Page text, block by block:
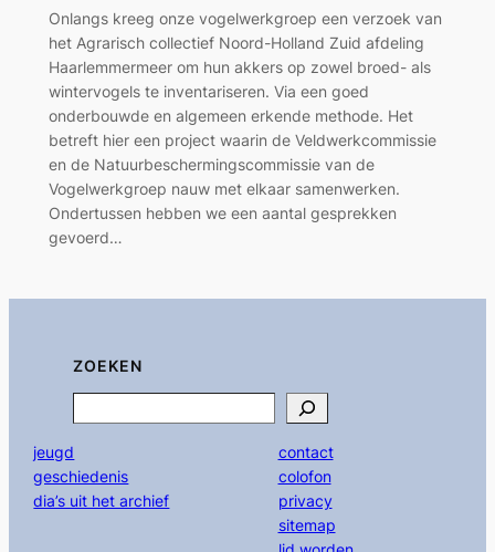
Onlangs kreeg onze vogelwerkgroep een verzoek van
het Agrarisch collectief Noord-Holland Zuid afdeling
Haarlemmermeer om hun akkers op zowel broed- als
wintervogels te inventariseren. Via een goed
onderbouwde en algemeen erkende methode. Het
betreft hier een project waarin de Veldwerkcommissie
en de Natuurbeschermingscommissie van de
Vogelwerkgroep nauw met elkaar samenwerken.
Ondertussen hebben we een aantal gesprekken
gevoerd…
ZOEKEN
jeugd
geschiedenis
dia’s uit het archief
contact
colofon
privacy
sitemap